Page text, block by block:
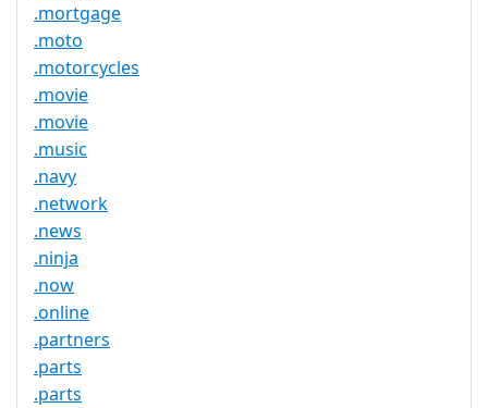
.mortgage
.moto
.motorcycles
.movie
.movie
.music
.navy
.network
.news
.ninja
.now
.online
.partners
.parts
.parts